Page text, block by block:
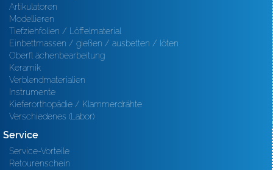
Artikulatoren
Modellieren
Tiefziehfolien / Löffelmaterial
Einbettmassen / gießen / ausbetten / löten
Oberfl ächenbearbeitung
Keramik
Verblendmaterialien
Instrumente
Kieferorthopädie / Klammerdrähte
Verschiedenes (Labor)
Service
Service-Vorteile
Retourenschein